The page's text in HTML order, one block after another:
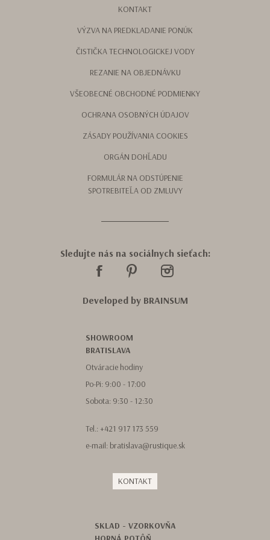
KONTAKT
VÝZVA NA PREDKLADANIE PONÚK
ČISTIČKA TECHNOLOGICKEJ VODY
REZANIE NA OBJEDNÁVKU
VŠEOBECNÉ OBCHODNÉ PODMIENKY
OCHRANA OSOBNÝCH ÚDAJOV
ZÁSADY POUŽÍVANIA COOKIES
ORGÁN DOHĽADU
FORMULÁR NA ODSTÚPENIE
SPOTREBITEĽA OD ZMLUVY
Sledujte nás na sociálnych sieťach:
Developed by BRAINSUM
SHOWROOM
BRATISLAVA
Otváracie hodiny
Po-Pi: 9:00 - 17:00
Sobota: 9:30 - 12:30
Tel.: +421 917 173 559
e-mail: bratislava@rustique.sk
KONTAKT
SKLAD - VZORKOVŇA